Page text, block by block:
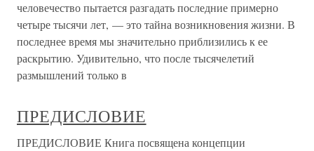
человечество пытается разгадать последние примерно
четыре тысячи лет, — это тайна возникновения жизни. В
последнее время мы значительно приблизились к ее
раскрытию. Удивительно, что после тысячелетий
размышлений только в
ПРЕДИСЛОВИЕ
ПРЕДИСЛОВИЕ Книга посвящена концепции